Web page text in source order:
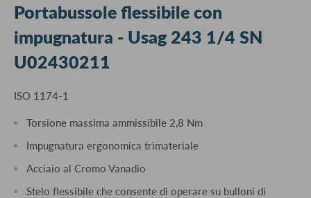
Portabussole flessibile con
impugnatura - Usag 243 1/4 SN
U02430211
ISO 1174-1
Torsione massima ammissibile 2,8 Nm
Impugnatura ergonomica trimateriale
Acciaio al Cromo Vanadio
Stelo flessibile che consente di operare su bulloni di